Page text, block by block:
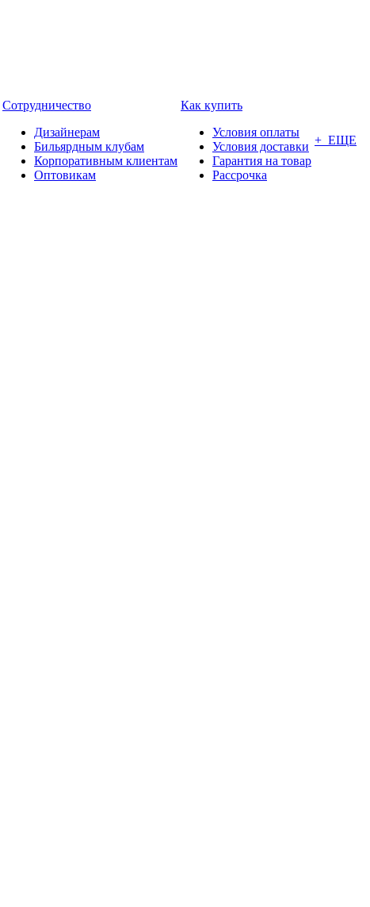
Сотрудничество
Дизайнерам
Бильярдным клубам
Корпоративным клиентам
Оптовикам
Как купить
Условия оплаты
Условия доставки
Гарантия на товар
Рассрочка
+ ЕЩЕ